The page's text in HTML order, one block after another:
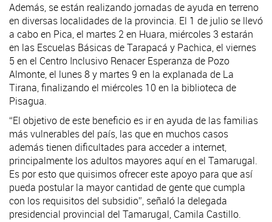
Además, se están realizando jornadas de ayuda en terreno
en diversas localidades de la provincia. El 1 de julio se llevó
a cabo en Pica, el martes 2 en Huara, miércoles 3 estarán
en las Escuelas Básicas de Tarapacá y Pachica, el viernes
5 en el Centro Inclusivo Renacer Esperanza de Pozo
Almonte, el lunes 8 y martes 9 en la explanada de La
Tirana, finalizando el miércoles 10 en la biblioteca de
Pisagua.
“El objetivo de este beneficio es ir en ayuda de las familias
más vulnerables del país, las que en muchos casos
además tienen dificultades para acceder a internet,
principalmente los adultos mayores aquí en el Tamarugal.
Es por esto que quisimos ofrecer este apoyo para que así
pueda postular la mayor cantidad de gente que cumpla
con los requisitos del subsidio”, señaló la delegada
presidencial provincial del Tamarugal, Camila Castillo.